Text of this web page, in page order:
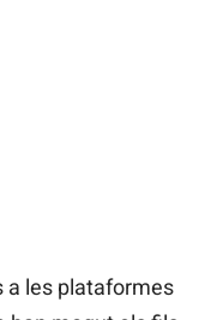
a les plataformes